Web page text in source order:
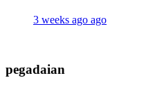
3 weeks ago ago
pegadaian